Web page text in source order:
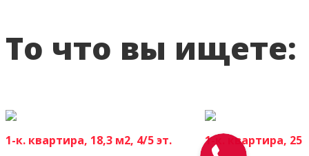
То что вы ищете:
1-к. квартира, 18,3 м2, 4/5 эт.
1-к. квартира, 25